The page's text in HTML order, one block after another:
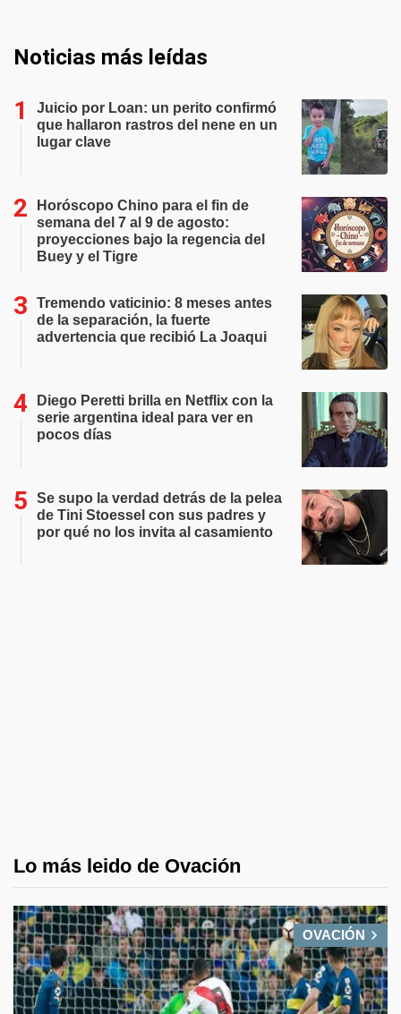
Noticias más leídas
Juicio por Loan: un perito confirmó
que hallaron rastros del nene en un
lugar clave
Horóscopo Chino para el fin de
semana del 7 al 9 de agosto:
proyecciones bajo la regencia del
Buey y el Tigre
Tremendo vaticinio: 8 meses antes
de la separación, la fuerte
advertencia que recibió La Joaqui
Diego Peretti brilla en Netflix con la
serie argentina ideal para ver en
pocos días
Se supo la verdad detrás de la pelea
de Tini Stoessel con sus padres y
por qué no los invita al casamiento
Lo más leido de Ovación
OVACIÓN